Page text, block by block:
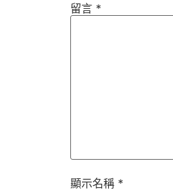
留言 *
顯示名稱 *